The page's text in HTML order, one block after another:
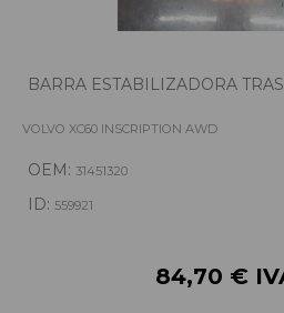
BARRA ESTABILIZADORA
VOLVO XC60 INSCRIPTION AWD
OEM: 31451320
ID: 559921
84,70 €